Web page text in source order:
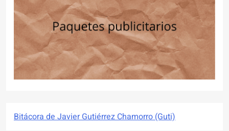
Bitácora de Javier Gutiérrez Chamorro (Guti)